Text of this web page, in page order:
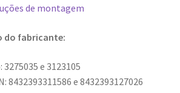
de montagem
do fabricante:
e 3123105
8432393311586 e 8432393127026